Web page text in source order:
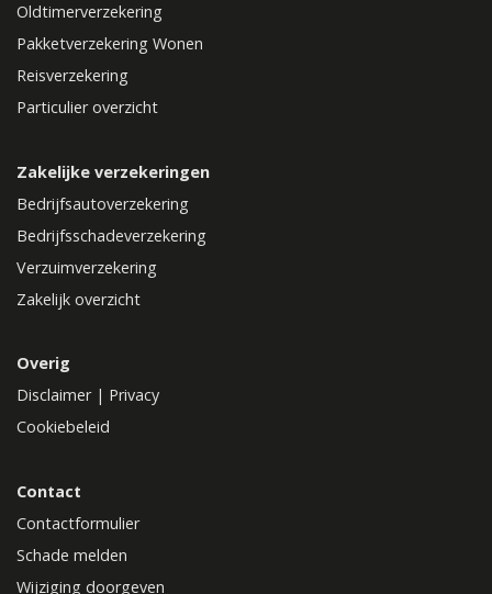
Oldtimerverzekering
Pakketverzekering Wonen
Reisverzekering
Particulier overzicht
Zakelijke verzekeringen
Bedrijfsautoverzekering
Bedrijfsschadeverzekering
Verzuimverzekering
Zakelijk overzicht
Overig
Disclaimer| Privacy
Cookiebeleid
Contact
Contactformulier
Schade melden
Wijziging doorgeven